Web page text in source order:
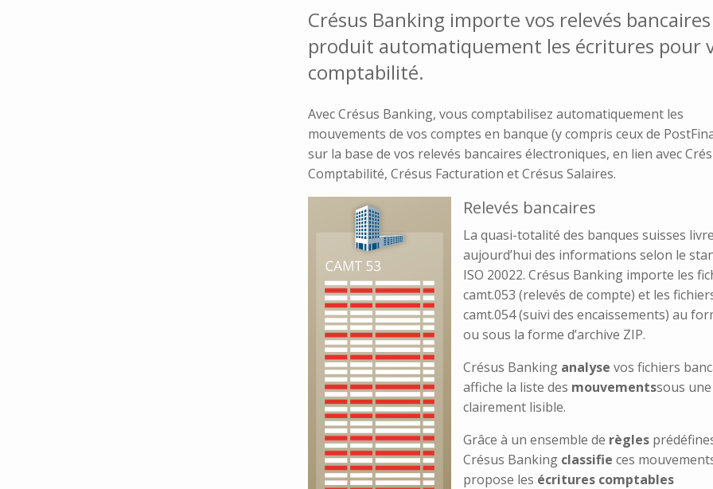
Crésus Banking importe vos relevés
produit automatiquement les écritures pour
comptabilité.
Avec Crésus Banking, vous comptabilisez automatiquement les
mouvements de vos comptes en banque (y compris ceux de
sur la base de vos relevés bancaires électroniques, en lien avec
Comptabilité, Crésus Facturation et Crésus Salaires.
Relevés bancaires
La quasi-totalité des banques suisses
aujourd’hui des informations selon le
ISO 20022. Crésus Banking importe les
camt.053 (relevés de compte) et les
camt.054 (suivi des encaissements) au
ou sous la forme d’archive ZIP.
Crésus Banking analyse vos fichiers
affiche la liste des mouvementssous
clairement lisible.
Grâce à un ensemble de règles
Crésus Banking classifie ces
propose les écritures comptables